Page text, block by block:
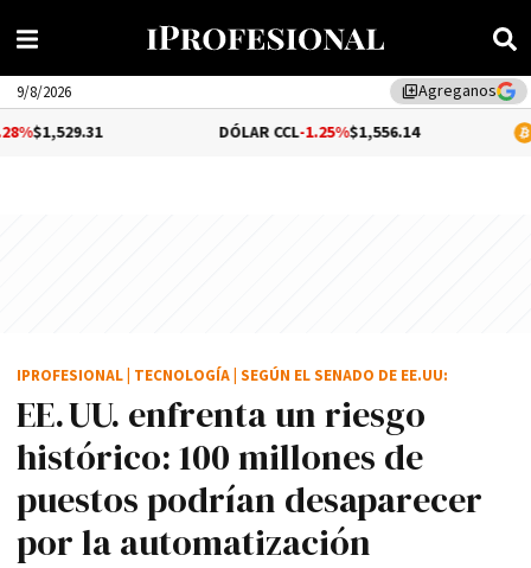
library_addAgreganos
9/8/2026
-1.25%$1,556.14
EE. UU. enfrenta un riesgo
histórico: 100 millones de
puestos podrían desaparecer
por la automatización
IPROFESIONAL TECNOLOGÍA SEGÚN EL SENADO DE EE.UU: